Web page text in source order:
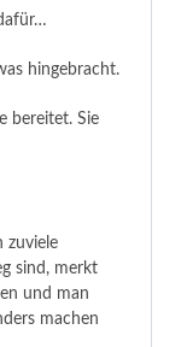
hingebracht.
bereitet. Sie
zuviele
sind, merkt
und man
machen